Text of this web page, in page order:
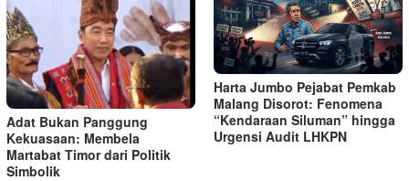
Adat Bukan Panggung
Kekuasaan: Membela
Martabat Timor dari Politik
Simbolik
Harta Jumbo Pejabat Pemkab
Malang Disorot: Fenomena
“Kendaraan Siluman” hingga
Urgensi Audit LHKPN